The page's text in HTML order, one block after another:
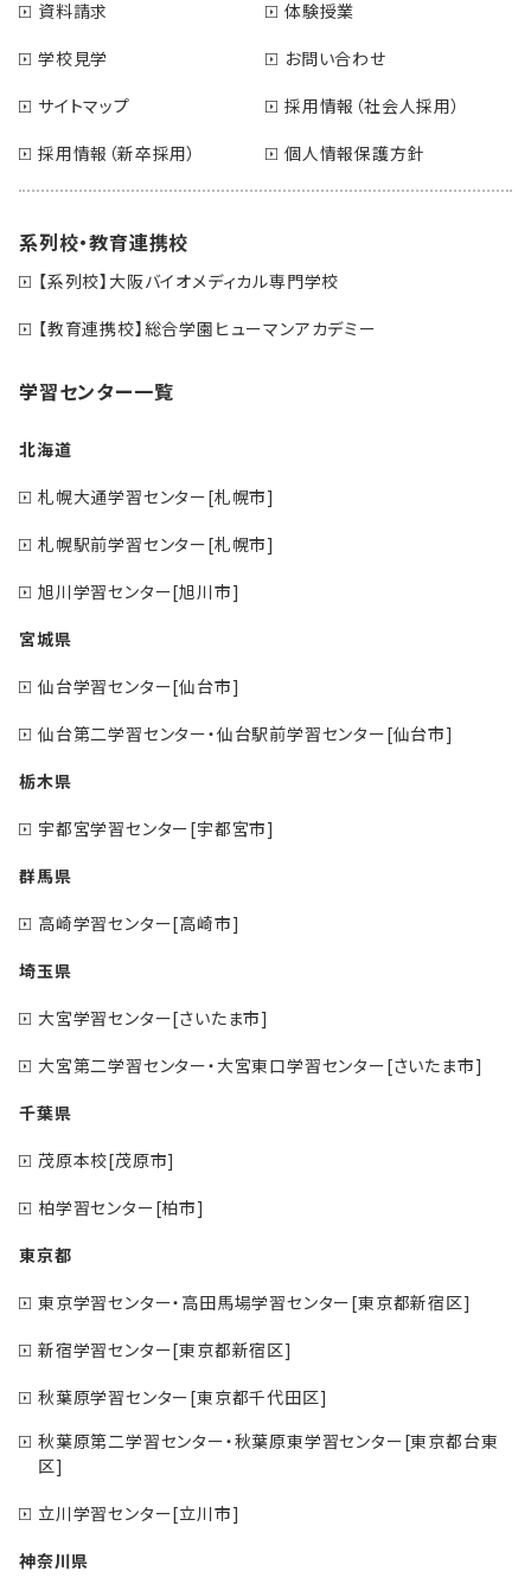
資料請求
体験授業
学校見学
お問い合わせ
サイトマップ
採用情報（社会人採用）
採用情報（新卒採用）
個人情報保護方針
系列校・教育連携校
【系列校】大阪バイオメディカル専門学校
【教育連携校】総合学園ヒューマンアカデミー
学習センター一覧
北海道
札幌大通学習センター[札幌市]
札幌駅前学習センター[札幌市]
旭川学習センター[旭川市]
宮城県
仙台学習センター[仙台市]
仙台第二学習センター・仙台駅前学習センター[仙台市]
栃木県
宇都宮学習センター[宇都宮市]
群馬県
高崎学習センター[高崎市]
埼玉県
大宮学習センター[さいたま市]
大宮第二学習センター・大宮東口学習センター[さいたま市]
千葉県
茂原本校[茂原市]
柏学習センター[柏市]
東京都
東京学習センター・高田馬場学習センター[東京都新宿区]
新宿学習センター[東京都新宿区]
秋葉原学習センター[東京都千代田区]
秋葉原第二学習センター・秋葉原東学習センター[東京都台東
区]
立川学習センター[立川市]
神奈川県